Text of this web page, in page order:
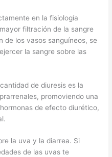
en la fisiología
filtración de la sangre
de los vasos sanguíneos, se
la sangre sobre las
de diuresis es la
promoviendo una
de efecto diurético,
la uva y la diarrea. Si
de las uvas te